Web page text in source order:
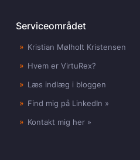
Serviceområdet
Kristian Mølholt Kristensen
Hvem er VirtuRex?
Læs indlæg i bloggen
Find mig på LinkedIn »
Kontakt mig her »